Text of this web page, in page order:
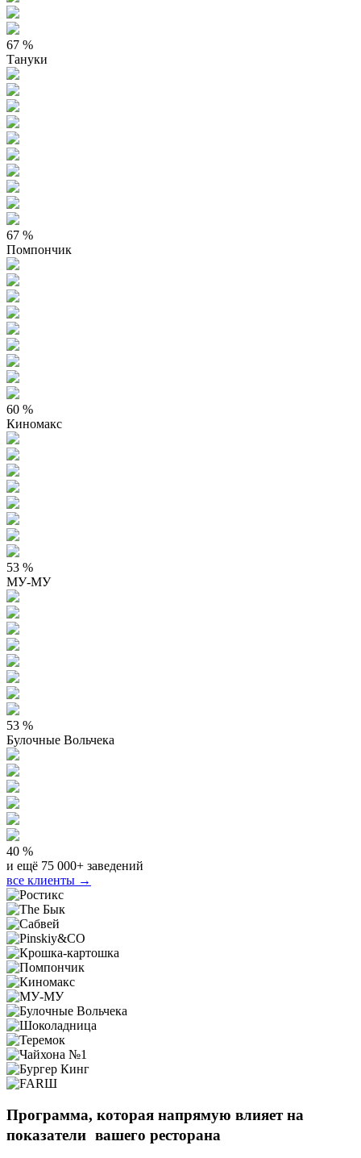
67 %
Тануки
67 %
Помпончик
60 %
Киномакс
53 %
МУ-МУ
53 %
Булочные Вольчека
40 %
и ещё 75 000+ заведений
все клиенты →
Программа, которая напрямую влияет на
показатели вашего ресторана